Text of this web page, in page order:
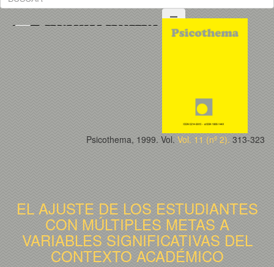
Psicothema, 1999. Vol. Vol. 11 (nº 2). 313-323
EL AJUSTE DE LOS ESTUDIANTES
CON MÚLTIPLES METAS A
VARIABLES SIGNIFICATIVAS DEL
CONTEXTO ACADÉMICO